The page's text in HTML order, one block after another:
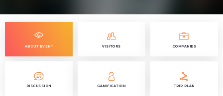
ABOUT EVENT VISITORS COMPANIES
DISCUSSION GAMIFICATION TRIP PLAN